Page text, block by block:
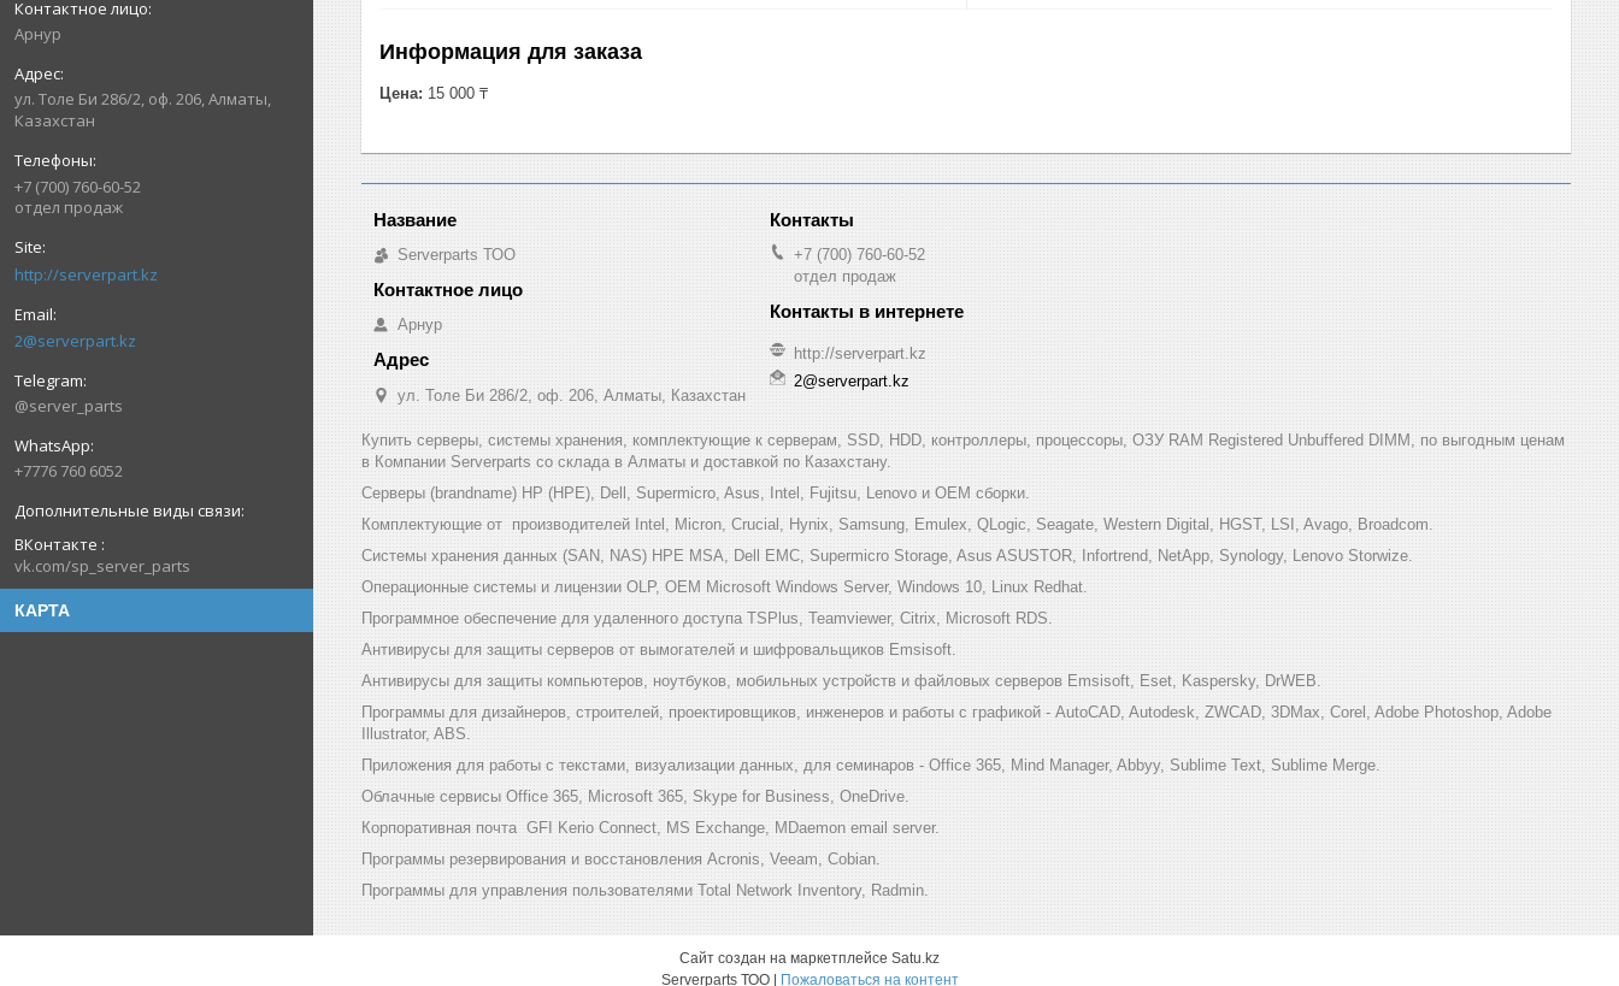
Арнур
ул. Толе Би 286/2, оф. 206, Алматы,
Казахстан
+7 (700) 760-60-52
отдел продаж
http://serverpart.kz
2@serverpart.kz
@server_parts
+7776 760 6052
ВКонтакте
vk.com/sp_server_parts
КАРТА
Информация для заказа
Цена: 15 000 ₸
Serverparts ТОО
Арнур
ул. Толе Би 286/2, оф. 206, Алматы, Казахстан
+7 (700) 760-60-52
отдел продаж
http://serverpart.kz
2@serverpart.kz
Купить серверы, системы хранения, комплектующие к серверам, SSD, HDD, контроллеры, процессоры, ОЗУ RAM Registered Unbuffered DIMM, по выгодным ценам
в Компании Serverparts со склада в Алматы и доставкой по Казахстану.
Серверы (brandname) HP (HPE), Dell, Supermicro, Asus, Intel, Fujitsu, Lenovo и ОЕМ сборки.
Комплектующие от производителей Intel, Micron, Crucial, Hynix, Samsung, Emulex, QLogic, Seagate, Western Digital, HGST, LSI, Avago, Broadcom.
Системы хранения данных (SAN, NAS) HPE MSA, Dell EMC, Supermicro Storage, Asus ASUSTOR, Infortrend, NetApp, Synology, Lenovo Storwize.
Операционные системы и лицензии OLP, OEM Microsoft Windows Server, Windows 10, Linux Redhat.
Программное обеспечение для удаленного доступа TSPlus, Teamviewer, Citrix, Microsoft RDS.
Антивирусы для защиты серверов от вымогателей и шифровальщиков Emsisoft.
Антивирусы для защиты компьютеров, ноутбуков, мобильных устройств и файловых серверов Emsisoft, Eset, Kaspersky, DrWEB.
Программы для дизайнеров, строителей, проектировщиков, инженеров и работы с графикой - AutoCAD, Autodesk, ZWCAD, 3DMax, Corel, Adobe Photoshop, Adobe
Illustrator, ABS.
Приложения для работы с текстами, визуализации данных, для семинаров - Office 365, Mind Manager, Abbyy, Sublime Text, Sublime Merge.
Облачные сервисы Office 365, Microsoft 365, Skype for Business, OneDrive.
Корпоративная почта GFI Kerio Connect, MS Exchange, MDaemon email server.
Программы резервирования и восстановления Acronis, Veeam, Cobian.
Программы для управления пользователями Total Network Inventory, Radmin.
Сайт создан на маркетплейсе Satu.kz
Пожаловаться на контент